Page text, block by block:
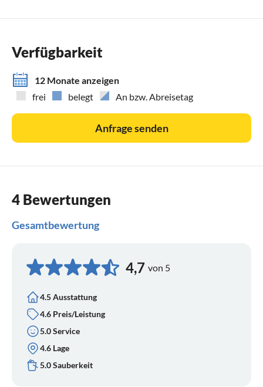
Verfügbarkeit
12 Monate anzeigen
frei
belegt An bzw. Abreisetag
Anfrage senden
4 Bewertungen
Gesamtbewertung
4,7 von 5
4.5 Ausstattung
4.6 Preis/Leistung
5.0 Service
4.6 Lage
5.0 Sauberkeit